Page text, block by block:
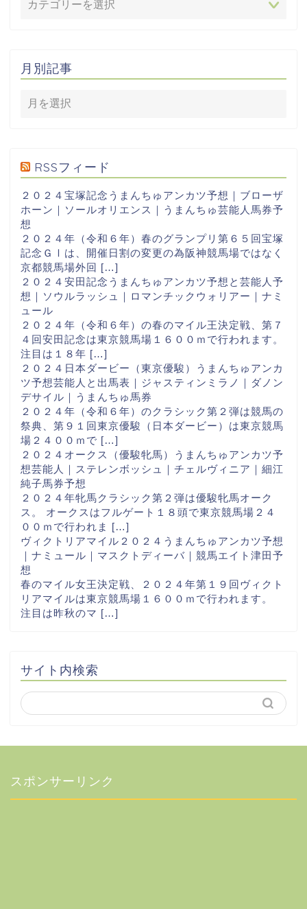
月別記事
RSSフィード
２０２４宝塚記念うまんちゅアンカツ予想｜ブローザ
ホーン｜ソールオリエンス｜うまんちゅ芸能人馬券予
想
２０２４年（令和６年）春のグランプリ第６５回宝塚
記念ＧⅠは、開催日割の変更の為阪神競馬場ではなく
京都競馬場外回 […]
２０２４安田記念うまんちゅアンカツ予想と芸能人予
想｜ソウルラッシュ｜ロマンチックウォリアー｜ナミ
ュール
２０２４年（令和６年）の春のマイル王決定戦、第７
４回安田記念は東京競馬場１６００ｍで行われます。
注目は１８年 […]
２０２４日本ダービー（東京優駿）うまんちゅアンカ
ツ予想芸能人と出馬表｜ジャスティンミラノ｜ダノン
デサイル｜うまんちゅ馬券
２０２４年（令和６年）のクラシック第２弾は競馬の
祭典、第９１回東京優駿（日本ダービー）は東京競馬
場２４００ｍで […]
２０２４オークス（優駿牝馬）うまんちゅアンカツ予
想芸能人｜ステレンボッシュ｜チェルヴィニア｜細江
純子馬券予想
２０２４年牝馬クラシック第２弾は優駿牝馬オーク
ス。 オークスはフルゲート１８頭で東京競馬場２４
００ｍで行われま […]
ヴィクトリアマイル２０２４うまんちゅアンカツ予想
｜ナミュール｜マスクトディーバ｜競馬エイト津田予
想
春のマイル女王決定戦、２０２４年第１９回ヴィクト
リアマイルは東京競馬場１６００ｍで行われます。
注目は昨秋のマ […]
サイト内検索
スポンサーリンク